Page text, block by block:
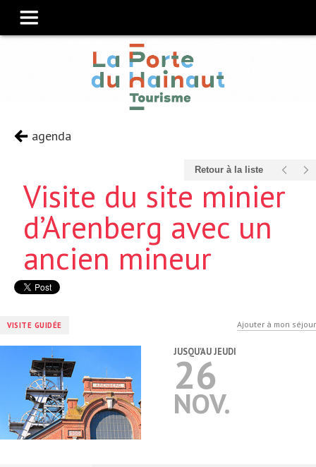
agenda
Retour à la liste
Visite du site minier
d’Arenberg avec un
ancien mineur
VISITE GUIDÉE Ajouter à mon séjour
JUSQU'AU JEUDI
26
NOV.